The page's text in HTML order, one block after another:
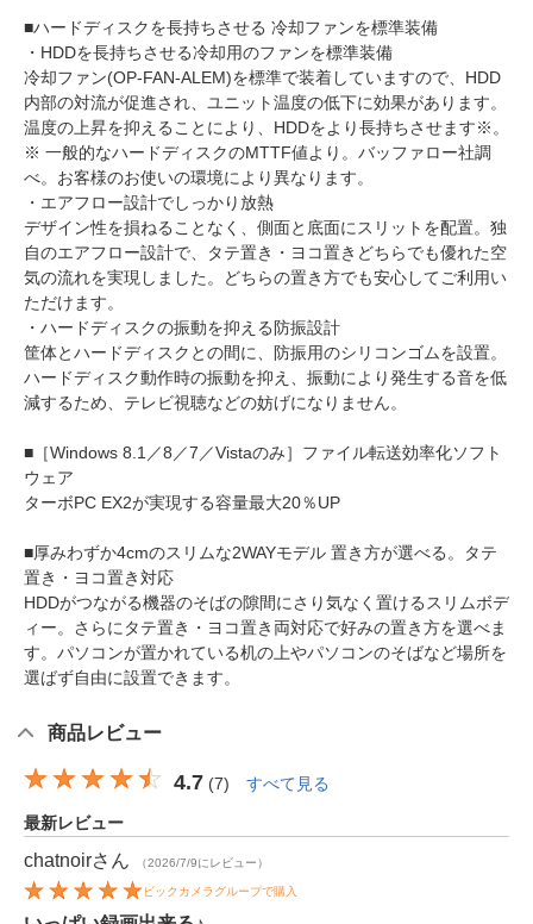
■ハードディスクを長持ちさせる 冷却ファンを標準装備
・HDDを長持ちさせる冷却用のファンを標準装備
冷却ファン(OP-FAN-ALEM)を標準で装着していますので、HDD
内部の対流が促進され、ユニット温度の低下に効果があります。
温度の上昇を抑えることにより、HDDをより長持ちさせます※。
※ 一般的なハードディスクのMTTF値より。バッファロー社調
べ。お客様のお使いの環境により異なります。
・エアフロー設計でしっかり放熱
デザイン性を損ねることなく、側面と底面にスリットを配置。独
自のエアフロー設計で、タテ置き・ヨコ置きどちらでも優れた空
気の流れを実現しました。どちらの置き方でも安心してご利用い
ただけます。
・ハードディスクの振動を抑える防振設計
筐体とハードディスクとの間に、防振用のシリコンゴムを設置。
ハードディスク動作時の振動を抑え、振動により発生する音を低
減するため、テレビ視聴などの妨げになりません。
■［Windows 8.1／8／7／Vistaのみ］ファイル転送効率化ソフト
ウェア
ターボPC EX2が実現する容量最大20％UP
■厚みわずか4cmのスリムな2WAYモデル 置き方が選べる。タテ
置き・ヨコ置き対応
HDDがつながる機器のそばの隙間にさり気なく置けるスリムボデ
ィー。さらにタテ置き・ヨコ置き両対応で好みの置き方を選べま
す。パソコンが置かれている机の上やパソコンのそばなど場所を
選ばず自由に設置できます。
商品レビュー
4.7 (7) すべて見る
最新レビュー
chatnoirさん （2026/7/9にレビュー）
ビックカメラグループで購入